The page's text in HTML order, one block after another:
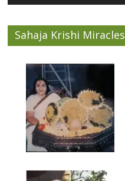
Sahaja Krishi Miracles